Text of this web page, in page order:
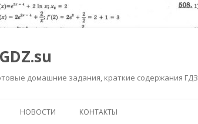
домашние задания, краткие содержания ГДЗ
НОВОСТИ КОНТАКТЫ